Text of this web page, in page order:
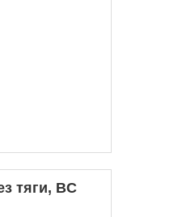
тяги, BC